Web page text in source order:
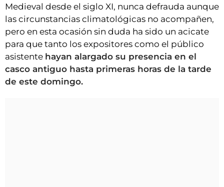
Medieval desde el siglo XI, nunca defrauda aunque
las circunstancias climatológicas no acompañen,
pero en esta ocasión sin duda ha sido un acicate
para que tanto los expositores como el público
asistente hayan alargado su presencia en el
casco antiguo hasta primeras horas de la tarde
de este domingo.